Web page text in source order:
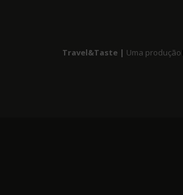
Travel&Taste | Uma produção